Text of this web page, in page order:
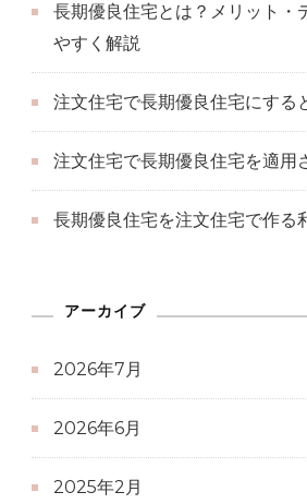
長期優良住宅とは？メリット・
やすく解説
注文住宅で長期優良住宅にする
注文住宅で長期優良住宅を適用
長期優良住宅を注文住宅で作る
アーカイブ
2026年7月
2026年6月
2025年2月